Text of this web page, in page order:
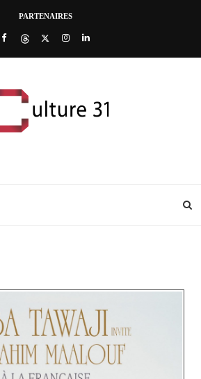
PARTENAIRES